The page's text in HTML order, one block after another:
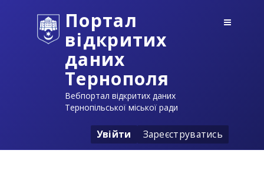
Портал
відкритих
даних
Тернополя
Вебпортал відкритих даних
Тернопільської міської ради
Увійти Зареєструватись